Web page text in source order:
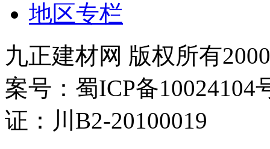
地区专栏
九正建材网 版权所有
案号：蜀ICP备
证：川B2-20100019